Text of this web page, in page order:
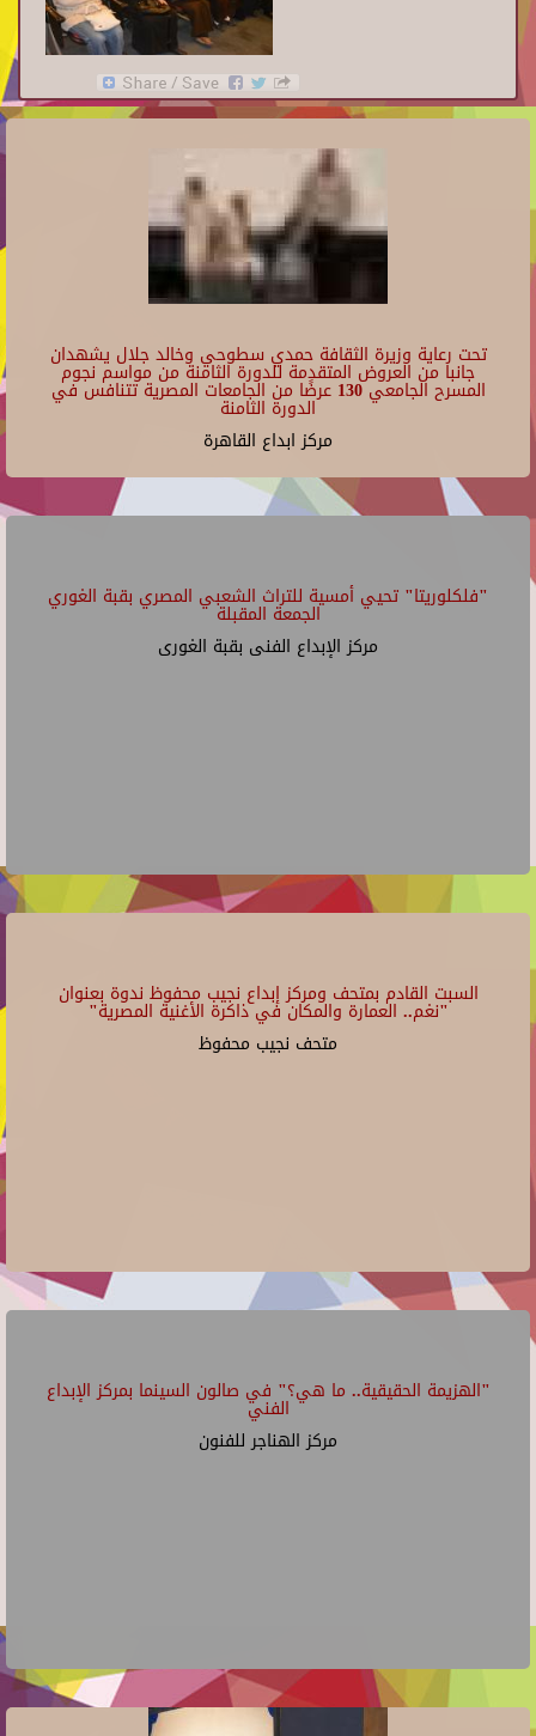
تحت رعاية وزيرة الثقافة حمدي سطوحي وخالد جلال يشهدان
جانبا من العروض المتقدمة للدورة الثامنة من مواسم نجوم
المسرح الجامعي 130 عرضًا من الجامعات المصرية تتنافس في
الدورة الثامنة
مركز ابداع القاهرة
"فلكلوريتا" تحيي أمسية للتراث الشعبي المصري بقبة الغوري
الجمعة المقبلة
مركز الإبداع الفنى بقبة الغورى
السبت القادم بمتحف ومركز إبداع نجيب محفوظ ندوة بعنوان
"نغم.. العمارة والمكان في ذاكرة الأغنية المصرية"
متحف نجيب محفوظ
"الهزيمة الحقيقية.. ما هي؟" في صالون السينما بمركز الإبداع
الفني
مركز الهناجر للفنون